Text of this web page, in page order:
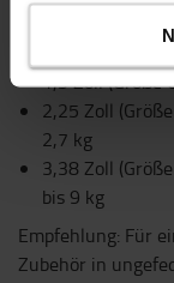
werden kann:
1,5 Zoll (Größe
2,25 Zoll
2,7 kg
3,38 Zoll
bis 9 kg
Empfehlung: Für
Zubehör in